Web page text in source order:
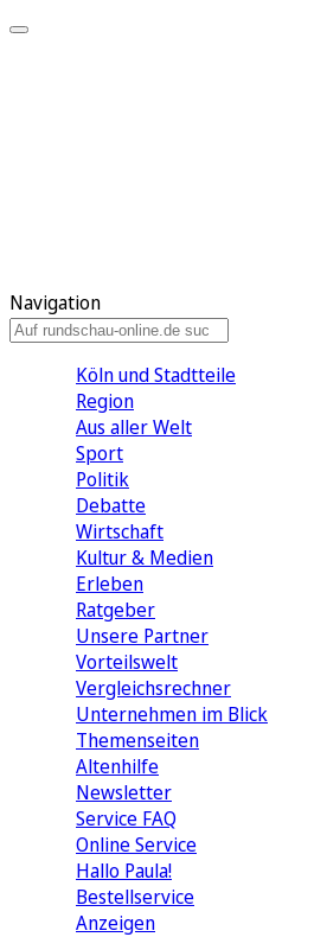
Navigation
Köln und Stadtteile
Region
Aus aller Welt
Sport
Politik
Debatte
Wirtschaft
Kultur & Medien
Erleben
Ratgeber
Unsere Partner
Vorteilswelt
Vergleichsrechner
Unternehmen im Blick
Themenseiten
Altenhilfe
Newsletter
Service FAQ
Online Service
Hallo Paula!
Bestellservice
Anzeigen